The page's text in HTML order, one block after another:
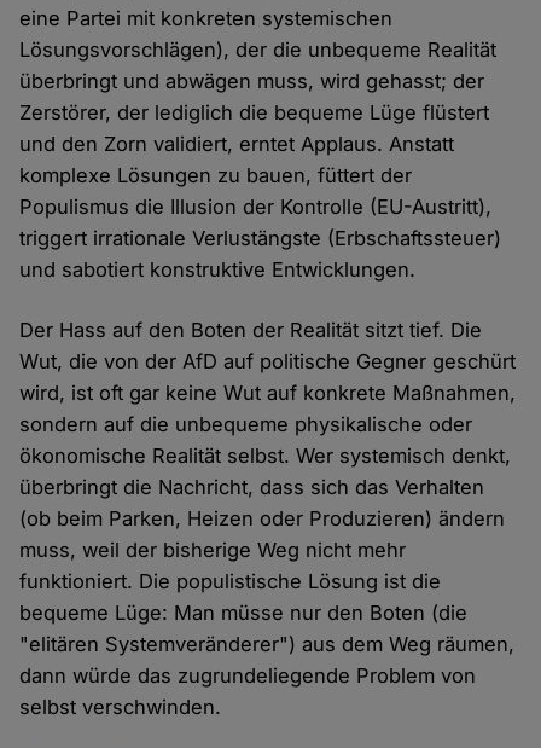
eine Partei mit konkreten systemischen
Lösungsvorschlägen), der die unbequeme Realität
überbringt und abwägen muss, wird gehasst; der
Zerstörer, der lediglich die bequeme Lüge flüstert
und den Zorn validiert, erntet Applaus. Anstatt
komplexe Lösungen zu bauen, füttert der
Populismus die Illusion der Kontrolle (EU-Austritt),
triggert irrationale Verlustängste (Erbschaftssteuer)
und sabotiert konstruktive Entwicklungen.
Der Hass auf den Boten der Realität sitzt tief. Die
Wut, die von der AfD auf politische Gegner geschürt
wird, ist oft gar keine Wut auf konkrete Maßnahmen,
sondern auf die unbequeme physikalische oder
ökonomische Realität selbst. Wer systemisch denkt,
überbringt die Nachricht, dass sich das Verhalten
(ob beim Parken, Heizen oder Produzieren) ändern
muss, weil der bisherige Weg nicht mehr
funktioniert. Die populistische Lösung ist die
bequeme Lüge: Man müsse nur den Boten (die
"elitären Systemveränderer") aus dem Weg räumen,
dann würde das zugrundeliegende Problem von
selbst verschwinden.